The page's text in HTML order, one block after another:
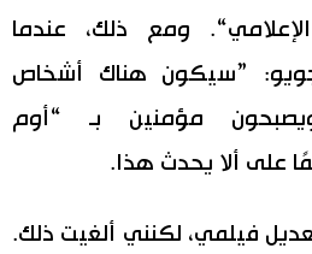
ومع ذلك، عندما
”سيكون هناك أشخاص
مؤمنين بـ “أوم
على ألا يحدث هذا.
فيلمي، لكنني ألغيت ذلك.